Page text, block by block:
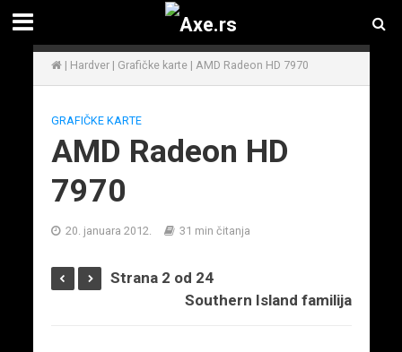
| Hardver| Grafičke karte| AMD Radeon HD 7970
GRAFIČKE KARTE
AMD Radeon HD
7970
20. januara 2012. 31 min čitanja
Strana 2 od 24
Southern Island familija